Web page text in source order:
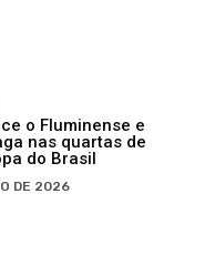
o Fluminense e
nas quartas de
do Brasil
DE 2026